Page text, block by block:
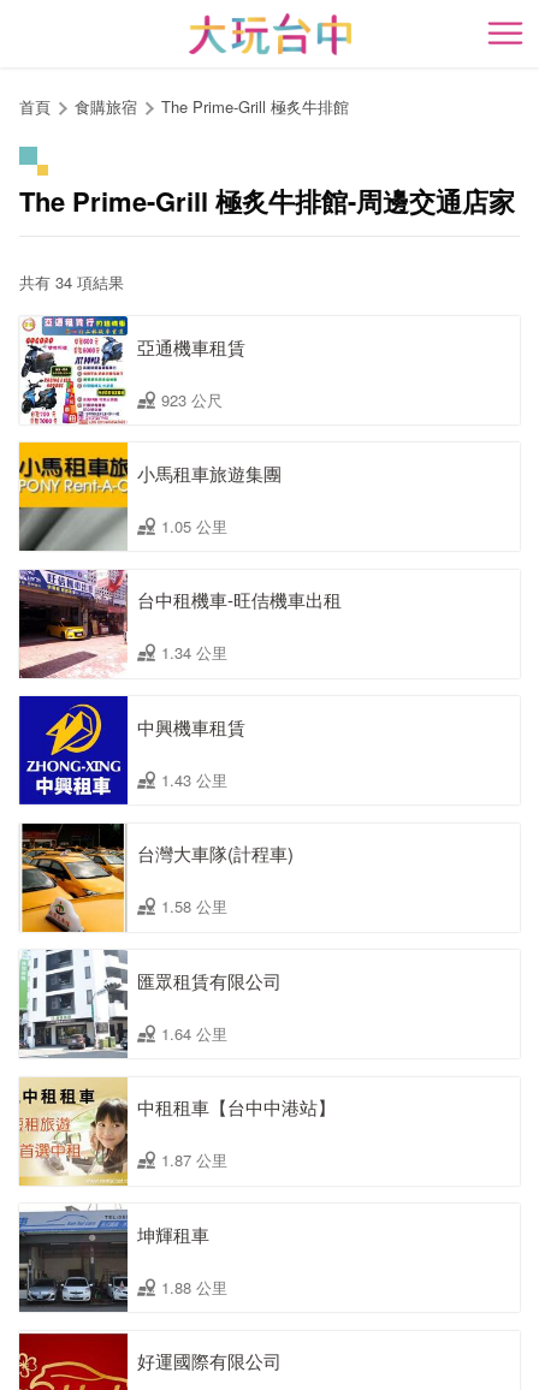
開
首頁 食購旅宿 The Prime-Grill 極炙牛排館
The Prime-Grill 極炙牛排館-周邊交通店家
共有 34 項結果
亞通機車租賃
923 公尺
小馬租車旅遊集團
1.05 公里
台中租機車-旺佶機車出租
1.34 公里
中興機車租賃
1.43 公里
台灣大車隊(計程車)
1.58 公里
匯眾租賃有限公司
1.64 公里
中租租車【台中中港站】
1.87 公里
坤輝租車
1.88 公里
好運國際有限公司